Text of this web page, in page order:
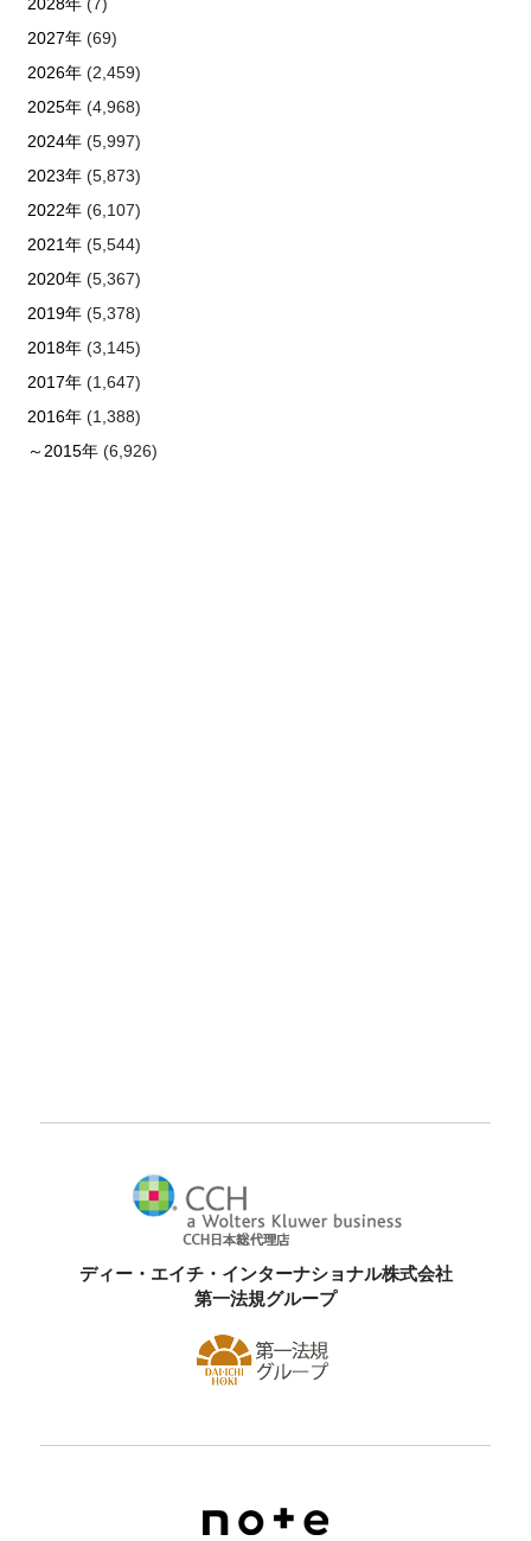
2027年(69)
2026年(2,459)
2025年(4,968)
2024年(5,997)
2023年(5,873)
2022年(6,107)
2021年(5,544)
2020年(5,367)
2019年(5,378)
2018年(3,145)
2017年(1,647)
2016年(1,388)
～2015年(6,926)
ディー・エイチ・インターナショナル株式会社
第一法規グループ